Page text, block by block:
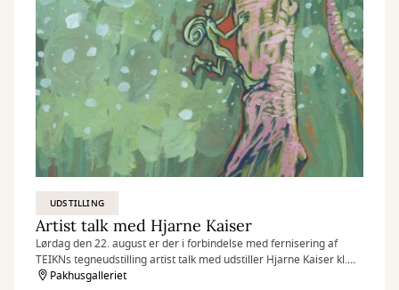
UDSTILLING
Artist talk med Hjarne Kaiser
Lørdag den 22. august er der i forbindelse med fernisering af
TEIKNs tegneudstilling artist talk med udstiller Hjarne Kaiser kl.
14.15.Pakhusgalleriet